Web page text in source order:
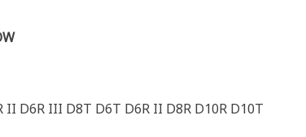
II D6R III D8T D6T D6R II D8R D10R D10T